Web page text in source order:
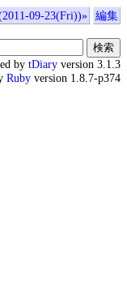
09-23(Fri))» 編集
by tDiary version 3.1.3
Ruby version 1.8.7-p374